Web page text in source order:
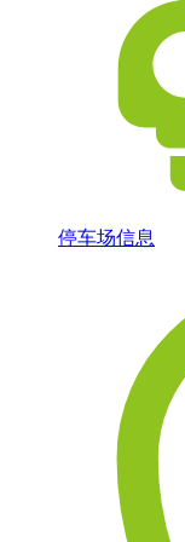
停车场信息